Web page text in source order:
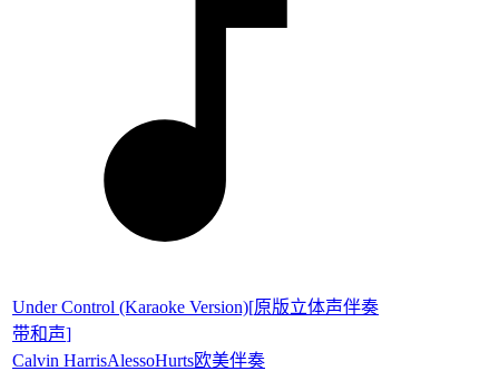
Under Control (Karaoke Version)[原版立体声伴奏
带和声]
Calvin HarrisAlessoHurts欧美伴奏